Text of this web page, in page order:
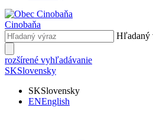
Cinobaňa
Hľadaný
rozšírené vyhľadávanie
SKSlovensky
SKSlovensky
ENEnglish